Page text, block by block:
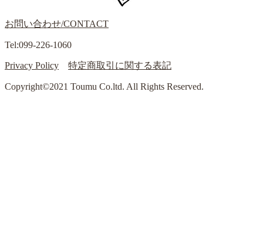
お問い合わせ/CONTACT
Tel:099-226-1060
Privacy Policy 特定商取引に関する表記
Copyright©2021 Toumu Co.ltd. All Rights Reserved.